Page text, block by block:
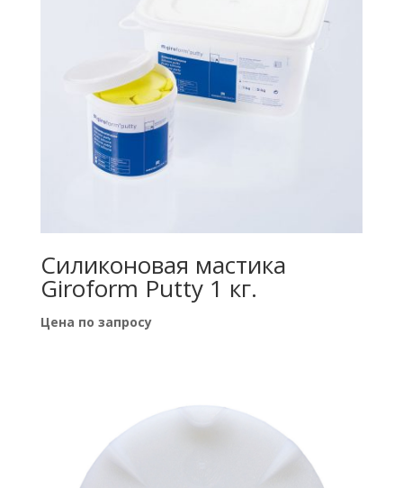
Силиконовая мастика
Giroform Putty 1 кг.
Цена по запросу